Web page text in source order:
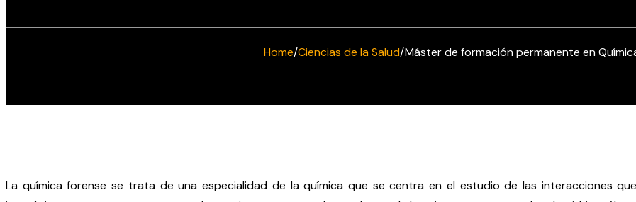
Home/Ciencias de la Salud/Máster de formación permanente en
La química forense se trata de una especialidad de la química que se centra en el estudio de las interacciones